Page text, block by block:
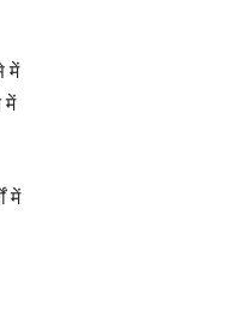
में
में
में